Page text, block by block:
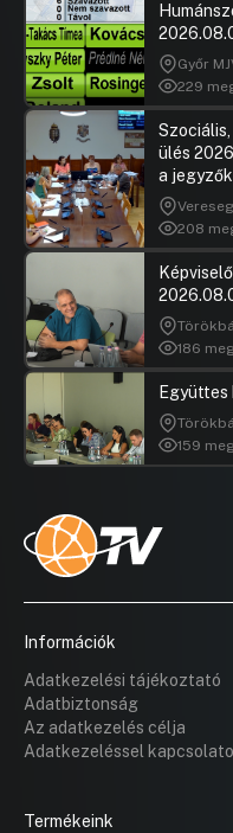
Győr
229
ülés
a
208
186
159
Információk
Adatkezelési tájékoztató
Adatbiztonság
Az adatkezelés célja
Adatkezeléssel
Termékeink